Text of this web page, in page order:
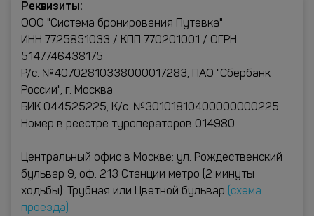
Реквизиты:
ООО "Система бронирования Путевка"
ИНН 7725851033 / КПП 770201001 / ОГРН
5147746438175
Р/с. №40702810338000017283, ПАО "Сбербанк
России", г. Москва
БИК 044525225, К/с. №30101810400000000225
Номер в реестре туроператоров 014980
Центральный офис в Москве: ул. Рождественский
бульвар 9, оф. 213 Станции метро (2 минуты
ходьбы): Трубная или Цветной бульвар
(схема
проезда)